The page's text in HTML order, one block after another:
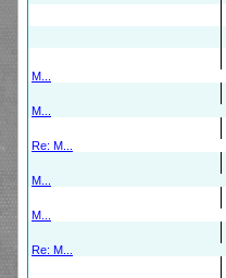
M...
M...
Re: M...
M...
M...
Re: M...